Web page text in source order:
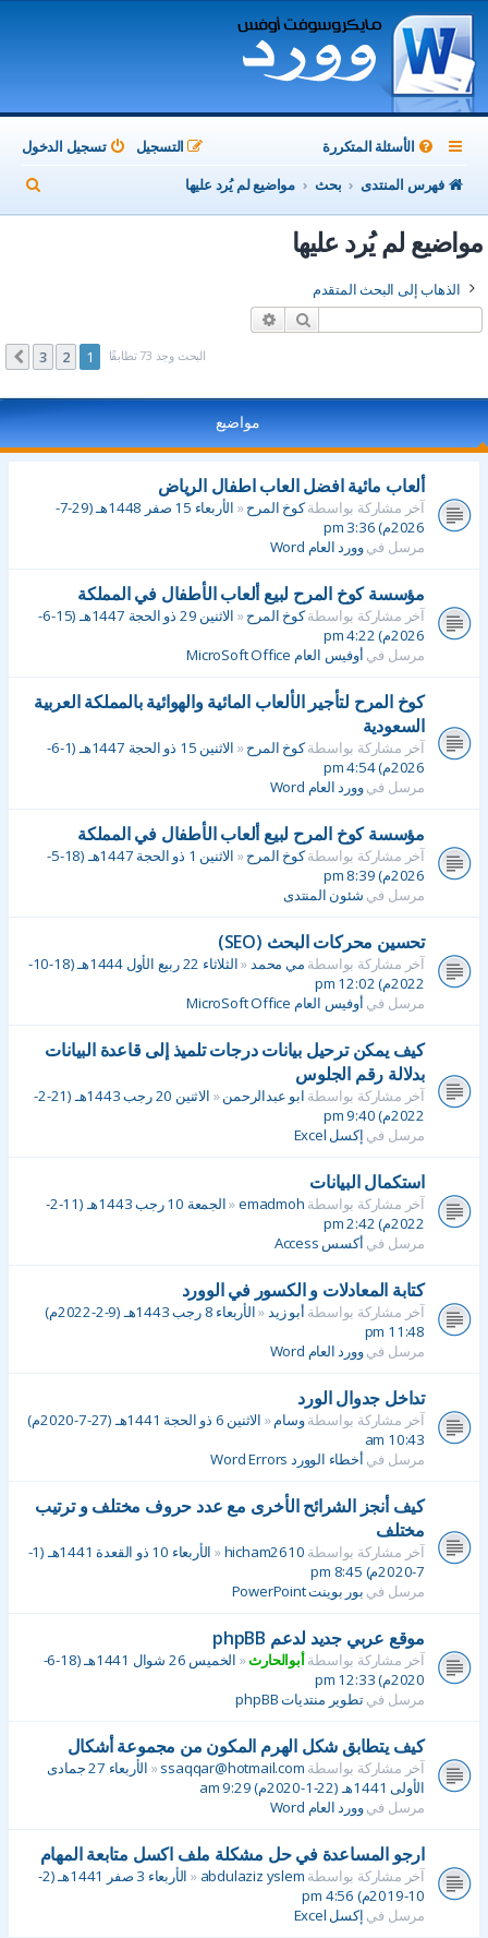
الأسئلة المتكررة تسجيل الدخول
التسجيل
فهرس المنتدى
بحث مواضيع لم يُرد عليها
ب
ح
مواضيع لم يُرد عليها
الذهاب إلى البحث المتقدم
بحث
البحث وجد 73 تطابقًا 1
2
3 التالي
مواضيع
ألعاب مائية افضل العاب اطفال الرياض
آخر مشاركة بواسطةكوخ المرح«
الأربعاء 15 صفر 1448هـ (29-7-
2026م) 3:36 pm
مرسل فيوورد العام Word
مؤسسة كوخ المرح لبيع ألعاب الأطفال في المملكة
آخر مشاركة بواسطةكوخ المرح«
الاثنين 29 ذو الحجة 1447هـ (15-6-
2026م) 4:22 pm
مرسل فيأوفيس العام MicroSoft Office
كوخ المرح لتأجير الألعاب المائية والهوائية بالمملكة العربية
السعودية
آخر مشاركة بواسطةكوخ المرح«
الاثنين 15 ذو الحجة 1447هـ (1-6-
2026م) 4:54 pm
مرسل فيوورد العام Word
مؤسسة كوخ المرح لبيع ألعاب الأطفال في المملكة
آخر مشاركة بواسطةكوخ المرح«
الاثنين 1 ذو الحجة 1447هـ (18-5-
2026م) 8:39 pm
مرسل فيشئون المنتدى
تحسين محركات البحث (SEO)
آخر مشاركة بواسطةمي محمد«
الثلاثاء 22 ربيع الأول 1444هـ (18-10-
2022م) 12:02 pm
مرسل فيأوفيس العام MicroSoft Office
كيف يمكن ترحيل بيانات درجات تلميذ إلى قاعدة البيانات
بدلالة رقم الجلوس
آخر مشاركة بواسطةابو عبدالرحمن«
الاثنين 20 رجب 1443هـ (21-2-
2022م) 9:40 pm
مرسل فيإكسل Excel
استكمال البيانات
آخر مشاركة بواسطةemadmoh
«
الجمعة 10 رجب 1443هـ (11-2-
2022م) 2:42 pm
مرسل فيأكسس Access
كتابة المعادلات و الكسور في الوورد
آخر مشاركة بواسطةأبو زيد«
الأربعاء 8 رجب 1443هـ (9-2-2022م)
11:48 pm
مرسل فيوورد العام Word
تداخل جدوال الورد
آخر مشاركة بواسطةوسام«
الاثنين 6 ذو الحجة 1441هـ (27-7-2020م)
10:43 am
مرسل فيأخطاء الوورد Word Errors
كيف أنجز الشرائح الأخرى مع عدد حروف مختلف و ترتيب
مختلف
آخر مشاركة بواسطةhicham2610
«
الأربعاء 10 ذو القعدة 1441هـ (1-
7-2020م) 8:45 pm
مرسل فيبور بوينت PowerPoint
موقع عربي جديد لدعم phpBB
آخر مشاركة بواسطةأبوالحارث«
الخميس 26 شوال 1441هـ (18-6-
2020م) 12:33 pm
مرسل فيتطوير منتديات phpBB
كيف يتطابق شكل الهرم المكون من مجموعة أشكال
آخر مشاركة بواسطةssaqqar@hotmail.com
«
الأربعاء 27 جمادى
الأولى 1441هـ (22-1-2020م) 9:29 am
مرسل فيوورد العام Word
ارجو المساعدة في حل مشكلة ملف اكسل متابعة المهام
آخر مشاركة بواسطةabdulaziz yslem
«
الأربعاء 3 صفر 1441هـ (2-
10-2019م) 4:56 pm
مرسل فيإكسل Excel